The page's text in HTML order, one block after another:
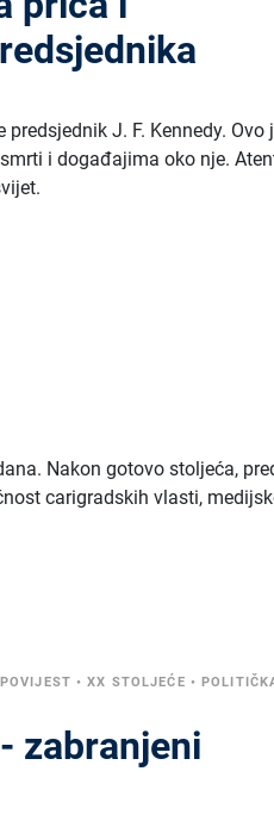
J. F. Kennedy. Ovo
i događajima oko nje.
Nakon gotovo stoljeća,
carigradskih vlasti,
•XX STOLJEĆE •
zabranjeni